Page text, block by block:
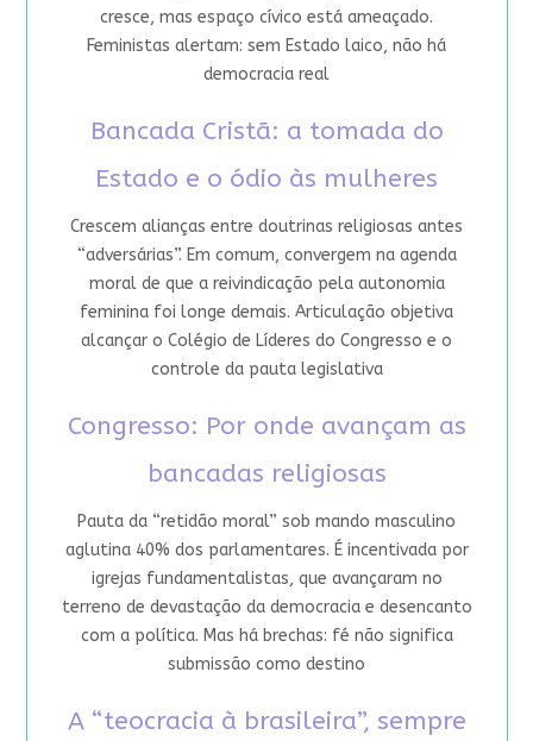
cresce, mas espaço cívico está ameaçado.
Feministas alertam: sem Estado laico, não há
democracia real
Bancada Cristã: a tomada do
Estado e o ódio às mulheres
Crescem alianças entre doutrinas religiosas antes
“adversárias”. Em comum, convergem na agenda
moral de que a reivindicação pela autonomia
feminina foi longe demais. Articulação objetiva
alcançar o Colégio de Líderes do Congresso e o
controle da pauta legislativa
Congresso: Por onde avançam as
bancadas religiosas
Pauta da “retidão moral” sob mando masculino
aglutina 40% dos parlamentares. É incentivada por
igrejas fundamentalistas, que avançaram no
terreno de devastação da democracia e desencanto
com a política. Mas há brechas: fé não significa
submissão como destino
A “teocracia à brasileira”, sempre